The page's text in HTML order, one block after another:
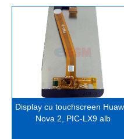
Display cu touchscreen
Nova 2, PIC-LX9 alb